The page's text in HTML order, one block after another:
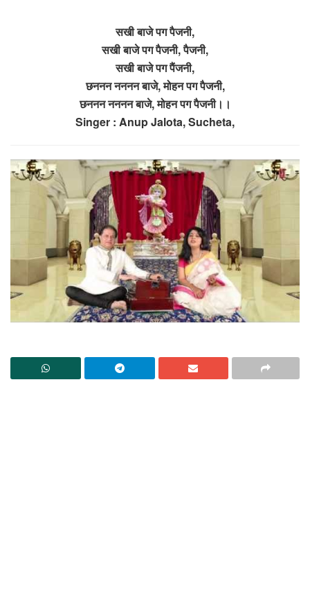
सखी बाजे पग पैजनी,
सखी बाजे पग पैजनी, पैजनी,
सखी बाजे पग पैंजनी,
छननन नननन बाजे, मोहन पग पैजनी,
छननन नननन बाजे, मोहन पग पैजनी।।
Singer : Anup Jalota, Sucheta,